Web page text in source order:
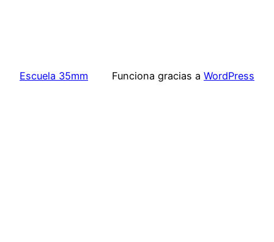
Escuela 35mm Funciona gracias a WordPress